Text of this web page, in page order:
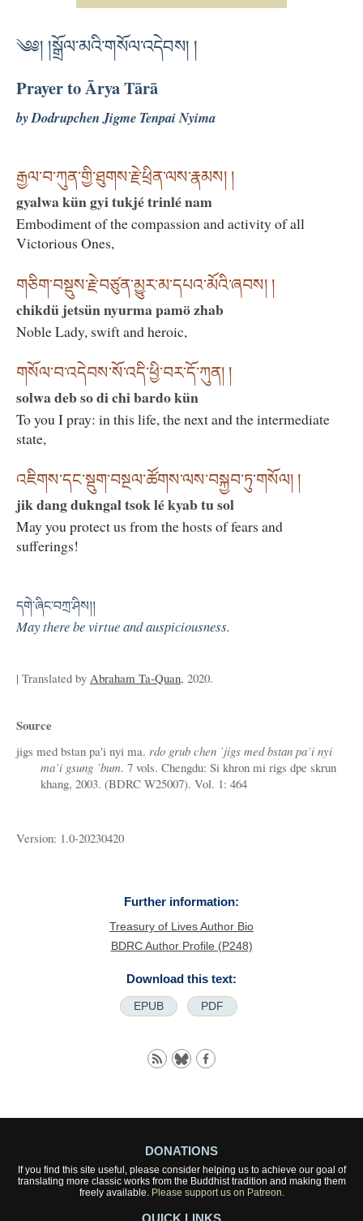
༄༅། །སྒྲོལ་མའི་གསོལ་འདེབས། །
Prayer to Ārya Tārā
by Dodrupchen Jigme Tenpai Nyima
རྒྱལ་བ་ཀུན་གྱི་ཐུགས་རྗེ་ཕྲིན་ལས་རྣམས། །
gyalwa kün gyi tukjé trinlé nam
Embodiment of the compassion and activity of all
Victorious Ones,
གཅིག་བསྡུས་རྗེ་བཙུན་མྱུར་མ་དཔའ་མོའི་ཞབས། །
chikdü jetsün nyurma pamö zhab
Noble Lady, swift and heroic,
གསོལ་བ་འདེབས་སོ་འདི་ཕྱི་བར་དོ་ཀུན། །
solwa deb so di chi bardo kün
To you I pray: in this life, the next and the intermediate
state,
འཇིགས་དང་སྡུག་བསྔལ་ཚོགས་ལས་བསྐྱབ་ཏུ་གསོལ། །
jik dang dukngal tsok lé kyab tu sol
May you protect us from the hosts of fears and
sufferings!
དགེ་ཞིང་བཀྲ་ཤིས།།
May there be virtue and auspiciousness.
| Translated by Abraham Ta-Quan, 2020.
Source
jigs med bstan pa'i nyi ma. rdo grub chen ’jigs med bstan pa’i nyi
ma’i gsung ’bum. 7 vols. Chengdu: Si khron mi rigs dpe skrun
khang, 2003. (BDRC W25007). Vol. 1: 464
Version: 1.0-20230420
Further information:
Treasury of Lives Author Bio
BDRC Author Profile (P248)
Download this text:
EPUB PDF
DONATIONS
If you find this site useful, please consider helping us to achieve our goal of
translating more classic works from the Buddhist tradition and making them
freely available. Please support us on Patreon.